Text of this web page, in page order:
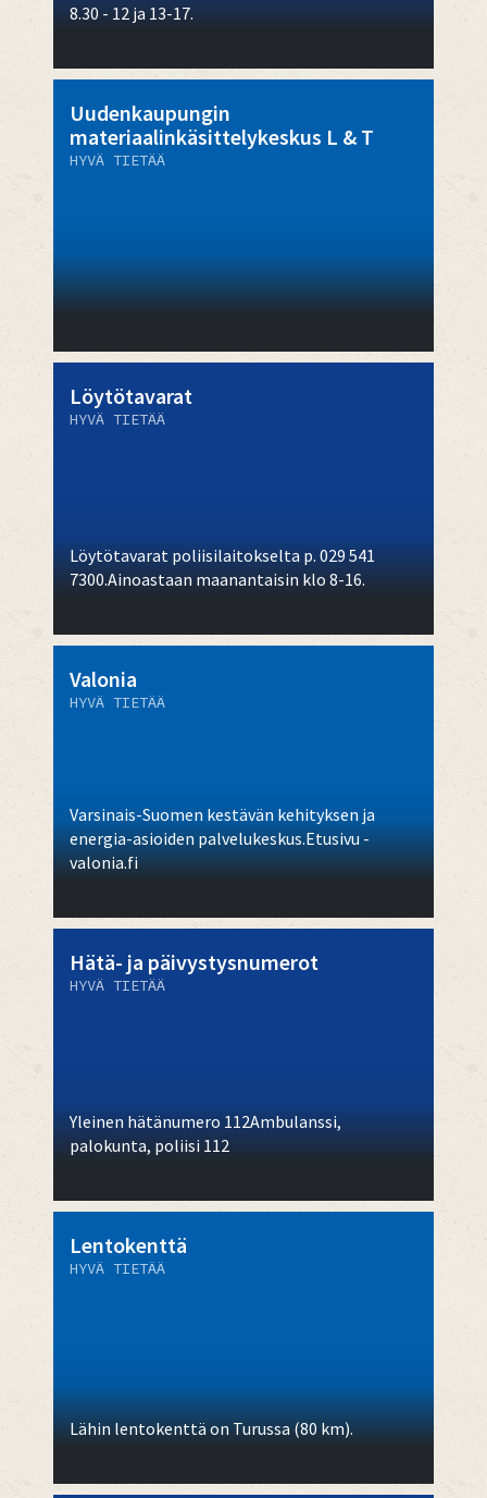
8.30 - 12 ja 13-17.
Uudenkaupungin
materiaalinkäsittelykeskus L & T
HYVÄ TIETÄÄ
Löytötavarat
HYVÄ TIETÄÄ
Löytötavarat poliisilaitokselta p. 029 541
7300.Ainoastaan maanantaisin klo 8-16.
Valonia
HYVÄ TIETÄÄ
Varsinais-Suomen kestävän kehityksen ja
energia-asioiden palvelukeskus.Etusivu -
valonia.fi
Hätä- ja päivystysnumerot
HYVÄ TIETÄÄ
Yleinen hätänumero 112Ambulanssi,
palokunta, poliisi 112
Lentokenttä
HYVÄ TIETÄÄ
Lähin lentokenttä on Turussa (80 km).